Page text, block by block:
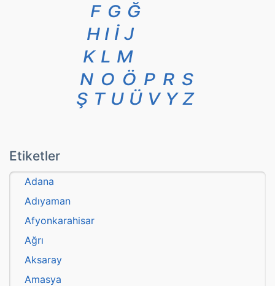
F G Ğ
H I İ J
K L M
N O Ö P R S
Ş T U Ü V Y Z
Etiketler
Adana
Adıyaman
Afyonkarahisar
Ağrı
Aksaray
Amasya